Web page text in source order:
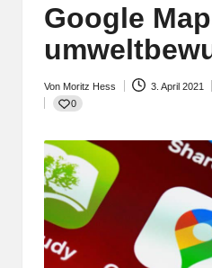
Apple,
Smart‑Home,
Kopfhörern
Google
Posted
by
Von Moritz Hess 3. April 2021
0